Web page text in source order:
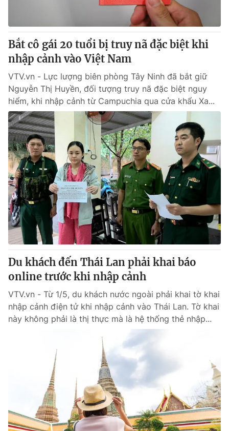
Bắt cô gái 20 tuổi bị truy nã đặc biệt khi
nhập cảnh vào Việt Nam
VTV.vn - Lực lượng biên phòng Tây Ninh đã bắt giữ
Nguyễn Thị Huyền, đối tượng truy nã đặc biệt nguy
hiểm, khi nhập cảnh từ Campuchia qua cửa khẩu Xa...
Du khách đến Thái Lan phải khai báo
online trước khi nhập cảnh
VTV.vn - Từ 1/5, du khách nước ngoài phải khai tờ khai
nhập cảnh điện tử khi nhập cảnh vào Thái Lan. Tờ khai
này không phải là thị thực mà là hệ thống thẻ nhập...